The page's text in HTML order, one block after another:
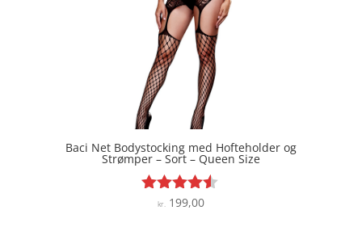
Baci Net Bodystocking med Hofteholder og
Strømper – Sort – Queen Size
Vurderet
kr. 199,00